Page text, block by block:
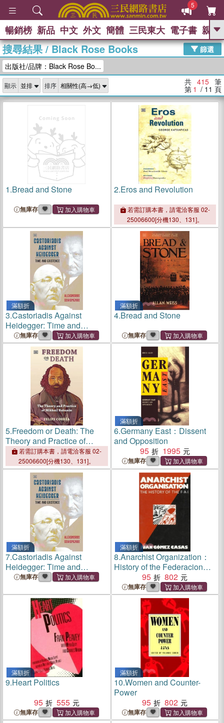
5
GO
熱搜：
暢銷榜 新品 中文 外文 簡體 三民東大 電子書 親子
搜尋結果/Black Rose Books
篩選
出版社/品牌：Black Rose Bo...
顯示 排序 共 415 筆
第 1 / 11 頁
1.Bread and Stone
無庫存
2.Eros and Revolution
若需訂購本書，請電洽客服 02-
25006600[分機130、131]。
滿額折
3.Castoriadis Against
Heidegger: Time and
Existence
無庫存
滿額折
4.Bread and Stone
無庫存
5.Freedom or Death: The
Theory and Practice of
Mikhail Bakunin
若需訂購本書，請電洽客服 02-
25006600[分機130、131]。
滿額折
6.Germany East：Dissent
and Opposition
95
1995
無庫存
滿額折
7.Castoriadis Against
Heidegger: Time and
Existence
無庫存
滿額折
8.Anarchist Organization：
History of the Federacion
Anarquista Iberca
95 802
無庫存
滿額折
9.Heart Politics
95
555
無庫存
滿額折
10.Women and Counter-
Power
95
802
無庫存